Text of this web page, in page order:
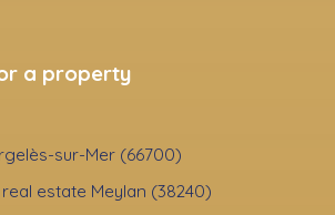
a property
sur-Mer (66700)
estate Meylan (38240)